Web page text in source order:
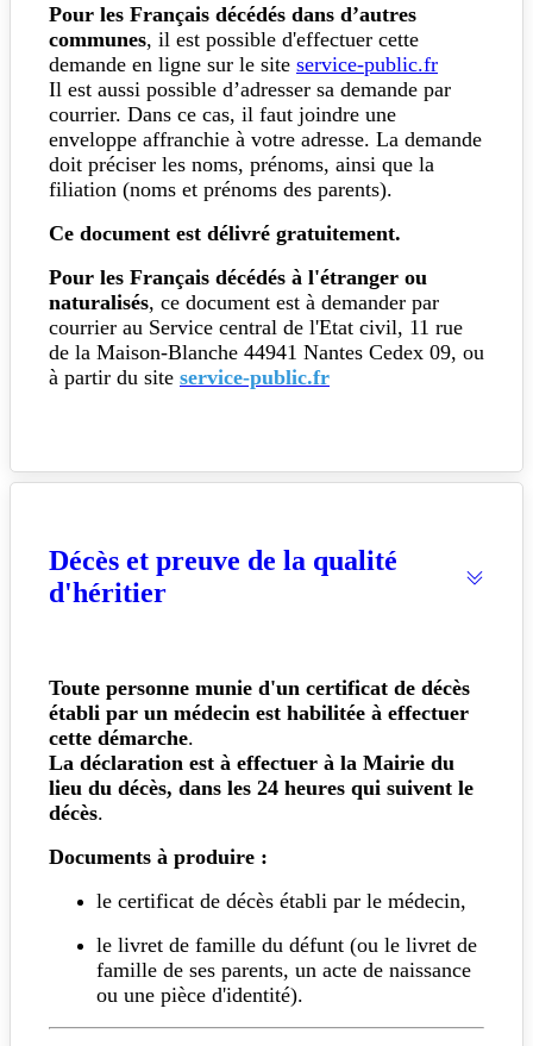
Pour les Français décédés dans d’autres
communes, il est possible d'effectuer cette
demande en ligne sur le site service-public.fr
Il est aussi possible d’adresser sa demande par
courrier. Dans ce cas, il faut joindre une
enveloppe affranchie à votre adresse. La demande
doit préciser les noms, prénoms, ainsi que la
filiation (noms et prénoms des parents).
Ce document est délivré gratuitement.
Pour les Français décédés à l'étranger ou
naturalisés, ce document est à demander par
courrier au Service central de l'Etat civil, 11 rue
de la Maison-Blanche 44941 Nantes Cedex 09, ou
à partir du site service-public.fr
Décès et preuve de la qualité
d'héritier
Toute personne munie d'un certificat de décès
établi par un médecin est habilitée à effectuer
cette démarche.
La déclaration est à effectuer à la Mairie du
lieu du décès, dans les 24 heures qui suivent le
décès.
Documents à produire :
le certificat de décès établi par le médecin,
le livret de famille du défunt (ou le livret de
famille de ses parents, un acte de naissance
ou une pièce d'identité).